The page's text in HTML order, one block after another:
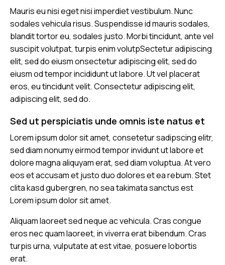
Mauris eu nisi eget nisi imperdiet vestibulum. Nunc
sodales vehicula risus. Suspendisse id mauris sodales,
blandit tortor eu, sodales justo. Morbi tincidunt, ante vel
suscipit volutpat, turpis enim volutpSectetur adipiscing
elit, sed do eiusm onsectetur adipiscing elit, sed do
eiusm od tempor incididunt ut labore. Ut vel placerat
eros, eu tincidunt velit. Consectetur adipiscing elit,
adipiscing elit, sed do.
Sed ut perspiciatis unde omnis iste natus et
Lorem ipsum dolor sit amet, consetetur sadipscing elitr,
sed diam nonumy eirmod tempor invidunt ut labore et
dolore magna aliquyam erat, sed diam voluptua. At vero
eos et accusam et justo duo dolores et ea rebum. Stet
clita kasd gubergren, no sea takimata sanctus est
Lorem ipsum dolor sit amet.
Aliquam laoreet sed neque ac vehicula. Cras congue
eros nec quam laoreet, in viverra erat bibendum. Cras
turpis urna, vulputate at est vitae, posuere lobortis
erat.